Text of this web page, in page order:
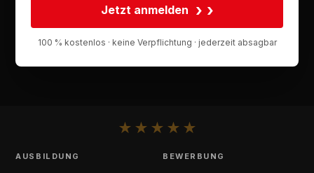
Jetzt anmelden ›
100 % kostenlos · keine Verpflichtung · jederzeit absagbar
★ ★ ★ ★ ★
AUSBILDUNG BEWERBUNG